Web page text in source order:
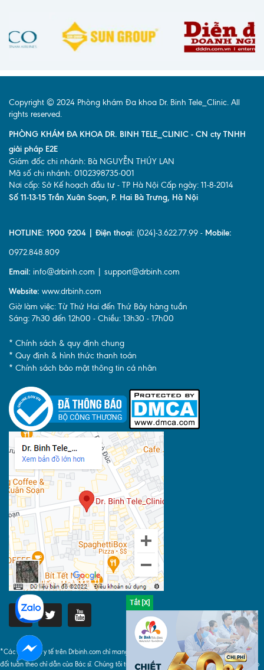
Copyright © 2024 Phòng khám Đa khoa Dr. Binh Tele_Clinic. All
rights reserved.
PHÒNG KHÁM ĐA KHOA DR. BINH TELE_CLINIC - CN cty TNHH
giải pháp E2E
Giám đốc chi nhánh: Bà NGUYỄN THÚY LAN
Mã số chi nhánh: 0102398735-001
Nơi cấp: Sở Kế hoạch đầu tư - TP Hà Nội Cấp ngày: 11-8-2014
Số 11-13-15 Trần Xuân Soạn, P. Hai Bà Trưng, Hà Nội
HOTLINE: 1900 9204 | Điện thoại: (024)-3.622.77.99 - Mobile:
0972.848.809
Email: info@drbinh.com | support@drbinh.com
Website: www.drbinh.com
Giờ làm việc: Từ Thứ Hai đến Thứ Bảy hàng tuần
Sáng: 7h30 đến 12h00 - Chiều: 13h30 - 17h00
* Chính sách & quy định chung
* Quy định & hình thức thanh toán
* Chính sách bảo mật thông tin cá nhân
*Các thông tin y tế trên Drbinh.com chỉ mang tính chất tham khảo, khi áp dụng phải tuyệt
đối tuân theo chỉ dẫn của Bác sĩ. Chúng tôi tuyệt đối không chịu bất cứ trách nhiệm nào do